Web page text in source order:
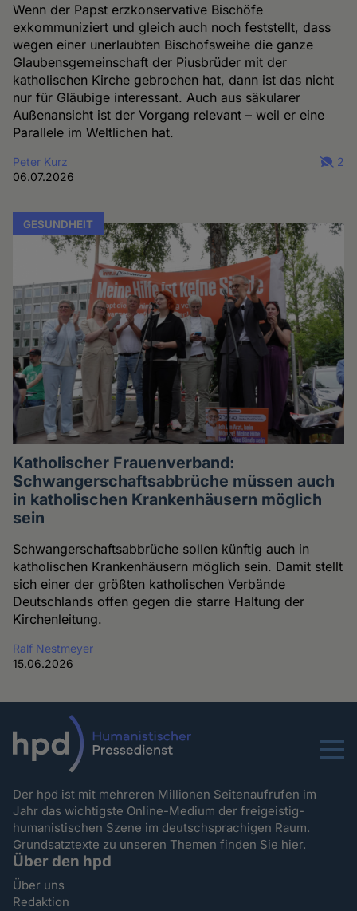
Wenn der Papst erzkonservative Bischöfe
exkommuniziert und gleich auch noch feststellt, dass
wegen einer unerlaubten Bischofsweihe die ganze
Glaubensgemeinschaft der Piusbrüder mit der
katholischen Kirche gebrochen hat, dann ist das nicht
nur für Gläubige interessant. Auch aus säkularer
Außenansicht ist der Vorgang relevant – weil er eine
Parallele im Weltlichen hat.
Peter Kurz
06.07.2026
2
GESUNDHEIT
Katholischer Frauenverband:
Schwangerschaftsabbrüche müssen auch
in katholischen Krankenhäusern möglich
sein
Schwangerschaftsabbrüche sollen künftig auch in
katholischen Krankenhäusern möglich sein. Damit stellt
sich einer der größten katholischen Verbände
Deutschlands offen gegen die starre Haltung der
Kirchenleitung.
Ralf Nestmeyer
15.06.2026
Menu
Der hpd ist mit mehreren Millionen Seitenaufrufen im
Jahr das wichtigste Online-Medium der freigeistig-
humanistischen Szene im deutschsprachigen Raum.
Grundsatztexte zu unseren Themenfinden Sie hier.
Über den hpd
Über uns
Redaktion